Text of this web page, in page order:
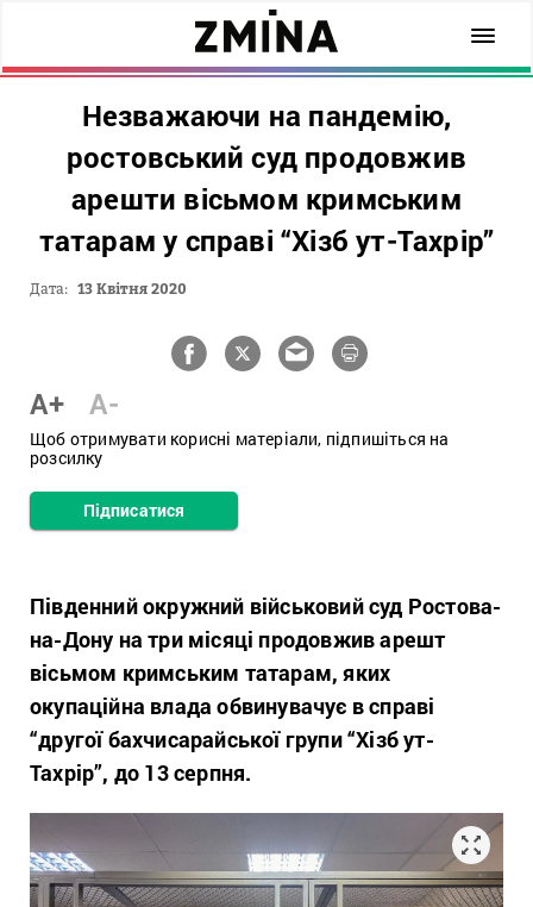
Незважаючи на пандемію,
ростовський суд продовжив
арешти вісьмом кримським
татарам у справі “Хізб ут-Тахрір”
Дата: 13 Квітня 2020
A+ A-
Щоб отримувати корисні матеріали, підпишіться на
розсилку
Підписатися
Південний окружний військовий суд Ростова-
на-Дону на три місяці продовжив арешт
вісьмом кримським татарам, яких
окупаційна влада обвинувачує в справі
“другої бахчисарайської групи “Хізб ут-
Тахрір”, до 13 серпня.